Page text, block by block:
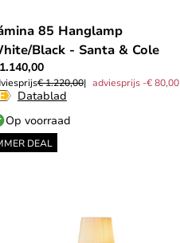
85 Hanglamp
Black - Santa & Cole
€ 1.220,00 adviesprijs -€ 80,00
Datablad
Op voorraad
DEAL